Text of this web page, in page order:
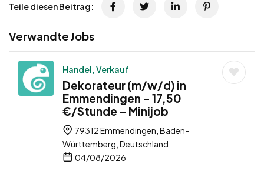
Teile diesen Beitrag:
Verwandte Jobs
Handel, Verkauf
Dekorateur (m/w/d) in
Emmendingen – 17,50
€/Stunde – Minijob
79312 Emmendingen, Baden-
Württemberg, Deutschland
04/08/2026